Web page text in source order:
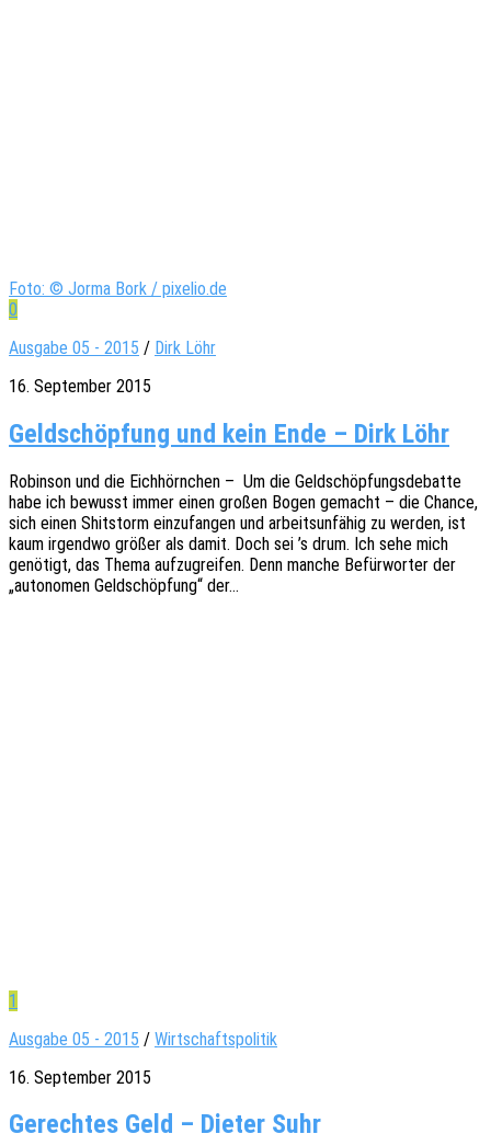
Foto: © Jorma Bork / pixelio.de
0
Ausgabe 05 - 2015 / Dirk Löhr
16. September 2015
Geldschöpfung und kein Ende – Dirk Löhr
Robin­son und die Eich­hörn­chen – Um die Geld­schöp­fungs­de­bat­te
habe ich bewusst immer einen großen Bogen gemacht – die Chance,
sich einen Shit­s­torm einzu­fan­gen und arbeits­un­fä­hig zu werden, ist
kaum irgend­wo größer als damit. Doch sei ’s drum. Ich sehe mich
genö­tigt, das Thema aufzu­grei­fen. Denn manche Befür­wor­ter der
„auto­no­men Geld­schöp­fung“ der…
1
Ausgabe 05 - 2015 / Wirtschaftspolitik
16. September 2015
Gerechtes Geld – Dieter Suhr